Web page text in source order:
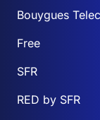
Bouygues
Free
SFR
RED by SFR